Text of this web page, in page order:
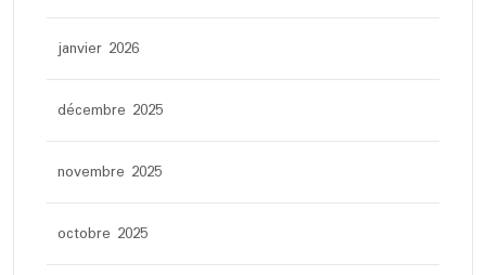
janvier 2026
décembre 2025
novembre 2025
octobre 2025